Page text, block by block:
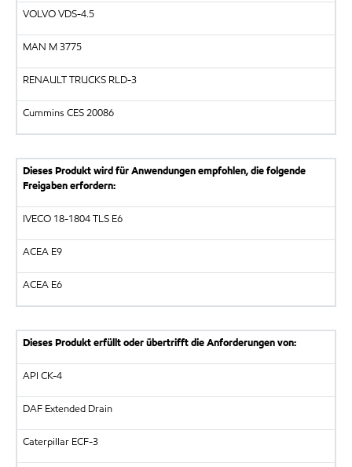
VOLVO VDS-4.5
MAN M 3775
RENAULT TRUCKS RLD-3
Cummins CES 20086
Dieses Produkt wird für Anwendungen empfohlen, die folgende
Freigaben erfordern:
IVECO 18-1804 TLS E6
ACEA E9
ACEA E6
Dieses Produkt erfüllt oder übertrifft die Anforderungen von:
API CK-4
DAF Extended Drain
Caterpillar ECF-3